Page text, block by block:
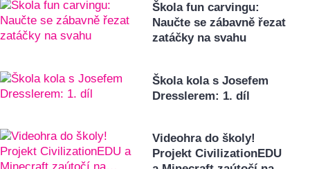
Škola fun carvingu:
Naučte se zábavně řezat
zatáčky na svahu
Škola kola s Josefem
Dresslerem: 1. díl
Videohra do školy!
Projekt CivilizationEDU